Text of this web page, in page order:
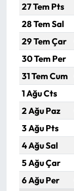
27 Tem Pts
28 Tem Sal
29 Tem Çar
30 Tem Per
31 Tem Cum
1 Ağu Cts
2 Ağu Paz
3 Ağu Pts
4 Ağu Sal
5 Ağu Çar
6 Ağu Per